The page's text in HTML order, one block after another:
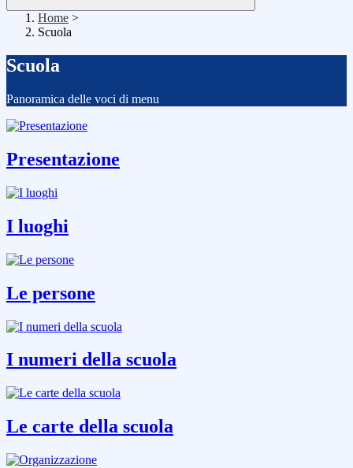
Home >
Scuola
Scuola
Panoramica delle voci di menu
Presentazione
I luoghi
Le persone
I numeri della scuola
Le carte della scuola